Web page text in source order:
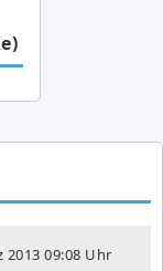
2013 09:08 Uhr